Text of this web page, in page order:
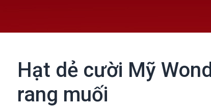
Hạt dẻ cười Mỹ
rang muối